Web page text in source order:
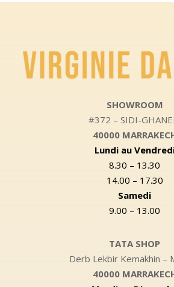
SHOWROOM
#372 – SIDI-
40000
Lundi au
8.30 – 13.30
14.00 – 17.30
Samedi
9.00 – 13.00
TATA SHOP
Derb Lekbir Kemakhin –
40000